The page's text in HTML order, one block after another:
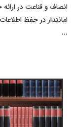
انصاف و قناعت در
امانتدار در حفظ
...